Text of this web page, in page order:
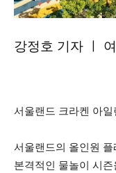
강정호 기자 ㅣ
서울랜드 크라켄 아
서울랜드의 올인원 플
본격적인 물놀이 시